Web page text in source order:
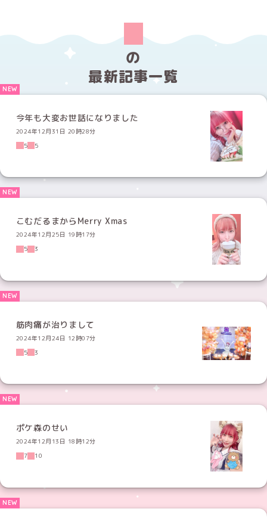
の
最新記事一覧
今年も大変お世話になりました
2024年12月31日 20時28分
5
5
こむだるまからMerry Xmas
2024年12月25日 19時17分
5
3
筋肉痛が治りまして
2024年12月24日 12時07分
5
3
ポケ森のせい
2024年12月13日 18時12分
7
10